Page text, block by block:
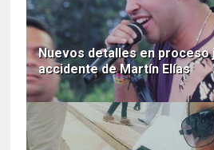
Nuevos detalles en proceso
accidente de Martín Elías